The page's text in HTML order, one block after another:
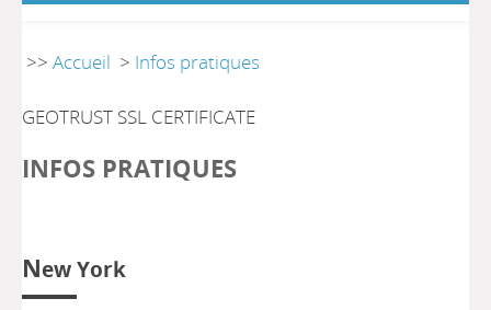
>>Accueil > Infos pratiques
GEOTRUST SSL CERTIFICATE
INFOS PRATIQUES
New York